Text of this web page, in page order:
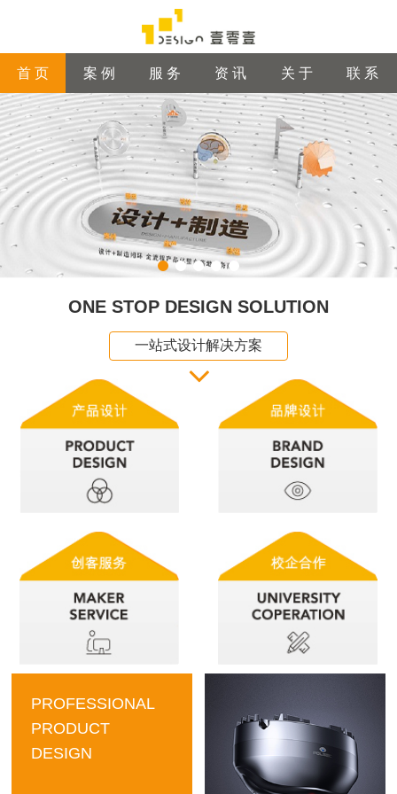
首 页 案 例 服 务 资 讯 关 于 联 系
ONE STOP DESIGN SOLUTION
一站式设计解决方案
PROFESSIONAL
PRODUCT
DESIGN